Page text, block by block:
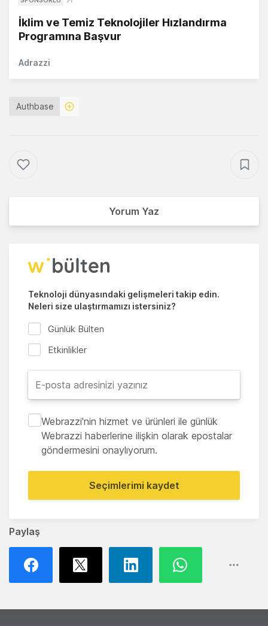
Paylaş
İklim ve Temiz Teknolojiler Hızlandırma
Programına Başvur
Adrazzi
Authbase
Yorum Yaz
Teknoloji dünyasındaki gelişmeleri takip edin.
Neleri size ulaştırmamızı istersiniz?
Günlük Bülten
Etkinlikler
Webrazzi'nin hizmet ve ürünleri ile günlük
Webrazzi haberlerine ilişkin olarak epostalar
göndermesini onaylıyorum.
Seçimlerimi kaydet